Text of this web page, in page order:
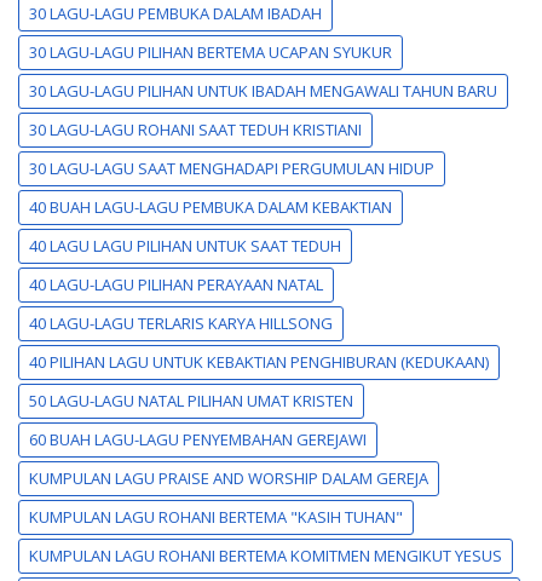
30 LAGU-LAGU PEMBUKA DALAM IBADAH
30 LAGU-LAGU PILIHAN BERTEMA UCAPAN SYUKUR
30 LAGU-LAGU PILIHAN UNTUK IBADAH MENGAWALI TAHUN BARU
30 LAGU-LAGU ROHANI SAAT TEDUH KRISTIANI
30 LAGU-LAGU SAAT MENGHADAPI PERGUMULAN HIDUP
40 BUAH LAGU-LAGU PEMBUKA DALAM KEBAKTIAN
40 LAGU LAGU PILIHAN UNTUK SAAT TEDUH
40 LAGU-LAGU PILIHAN PERAYAAN NATAL
40 LAGU-LAGU TERLARIS KARYA HILLSONG
40 PILIHAN LAGU UNTUK KEBAKTIAN PENGHIBURAN (KEDUKAAN)
50 LAGU-LAGU NATAL PILIHAN UMAT KRISTEN
60 BUAH LAGU-LAGU PENYEMBAHAN GEREJAWI
KUMPULAN LAGU PRAISE AND WORSHIP DALAM GEREJA
KUMPULAN LAGU ROHANI BERTEMA "KASIH TUHAN"
KUMPULAN LAGU ROHANI BERTEMA KOMITMEN MENGIKUT YESUS